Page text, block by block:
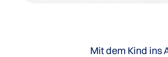
Mit dem Kind ins